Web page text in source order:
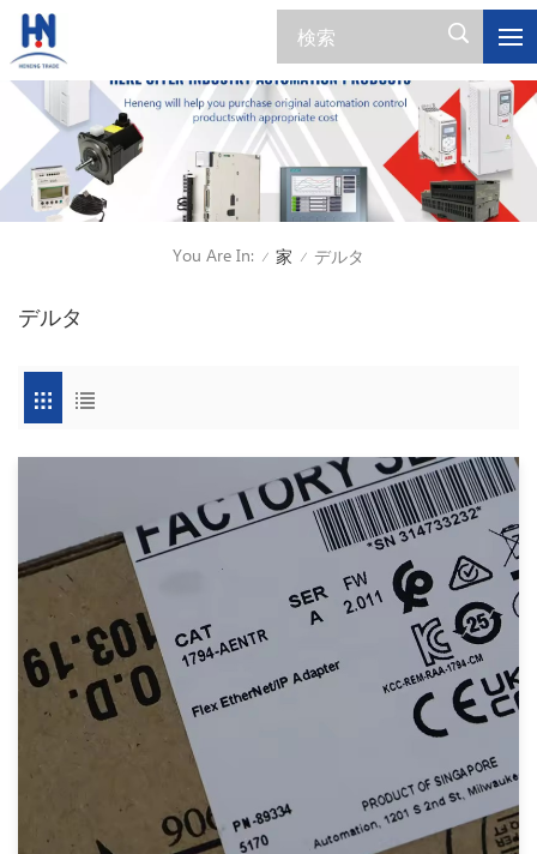
You Are In: / 家 / デルタ
デルタ